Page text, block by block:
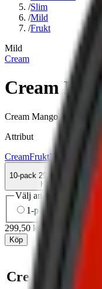
/Slim
/Mild
/Frukt
Mild
Cream
Cream
Cream Mango Man
Attribut
CreamFruktMild
10-pack 299,50 kr
Köp
Välj antal dosor
1-pack
299,50 kr
Köp
Cream Mango